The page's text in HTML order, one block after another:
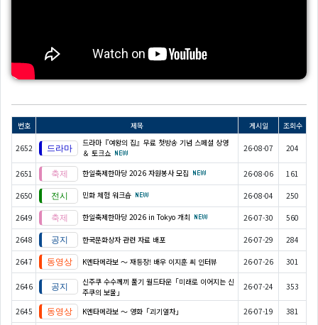
번호 제목 게시일 조회수
2652
드라마『여왕의 집』무료 첫방송 기념 스페셜 상영
＆ 토크쇼
26-08-07 204
2651 한일축제한마당 2026 자원봉사 모집 26-08-06 161
2650 민화 체험 워크숍 26-08-04 250
2649 한일축제한마당 2026 in Tokyo 개최 26-07-30 560
2648 한국문화상자 관련 자료 배포 26-07-29 284
2647 K엔타메라보 ～ 재등장! 배우 이지훈 씨 인터뷰 26-07-26 301
2646
신주쿠 수수께끼 풀기 월드타운「미래로 이어지는 신
주쿠의 보물」
26-07-24 353
2645 K엔타메라보 ～ 영화「괴기열차」 26-07-19 381